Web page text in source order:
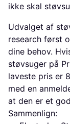
ikke skal
Udvalget af
research først
dine behov.
støvsuger på
laveste pris er
med en
at den er et
Sammenlign: